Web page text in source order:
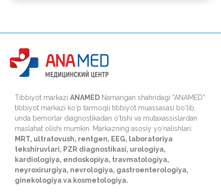
Tibbiyot markazi ANAMED Namangan shahridagi “ANAMED”
tibbiyot markazi ko‘p tarmoqli tibbiyot muassasasi bo‘lib,
unda bemorlar diagnostikadan o‘tishi va mutaxassislardan
maslahat olishi mumkin. Markazning asosiy yo‘nalishlari:
MRT, ultratovush, rentgen, EEG, laboratoriya
tekshiruvlari, PZR diagnostikasi, urologiya,
kardiologiya, endoskopiya, travmatologiya,
neyroxirurgiya, nevrologiya, gastroenterologiya,
ginekologiya va kosmetologiya.